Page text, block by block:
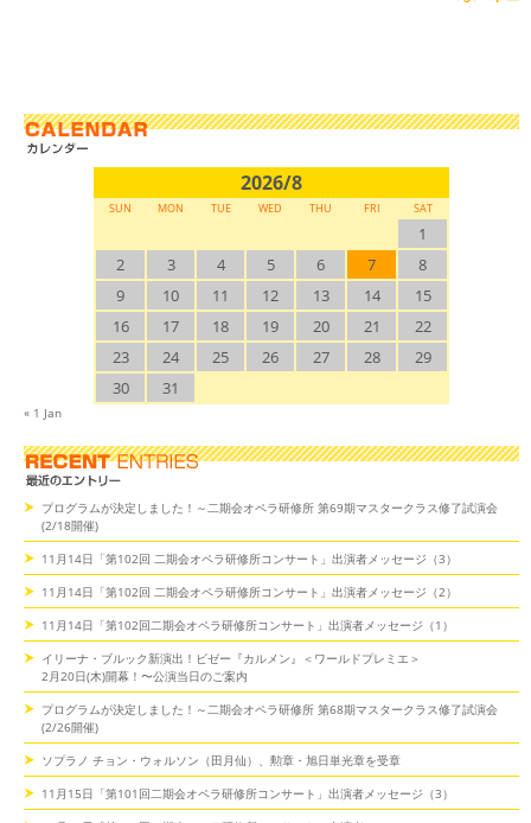
2026/8
SUN MON TUE WED THU FRI SAT
1
2
3 4 5 6 7
8
9
10 11 12 13 14
15
16
17 18 19 20 21
22
23
24 25 26 27 28
29
30
31
« 1 Jan
プログラムが決定しました！～二期会オペラ研修所 第69期マスタークラス修了試演会
(2/18開催)
11月14日「第102回 二期会オペラ研修所コンサート」出演者メッセージ（3）
11月14日「第102回 二期会オペラ研修所コンサート」出演者メッセージ（2）
11月14日「第102回二期会オペラ研修所コンサート」出演者メッセージ（1）
イリーナ・ブルック新演出！ビゼー『カルメン』＜ワールドプレミエ＞
2月20日(木)開幕！〜公演当日のご案内
プログラムが決定しました！～二期会オペラ研修所 第68期マスタークラス修了試演会
(2/26開催)
ソプラノ チョン・ウォルソン（田月仙）、勲章・旭日単光章を受章
11月15日「第101回二期会オペラ研修所コンサート」出演者メッセージ（3）